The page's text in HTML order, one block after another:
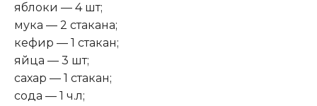
яблоки — 4 шт;
мука — 2 стакана;
кефир — 1 стакан;
яйца — 3 шт;
сахар — 1 стакан;
сода — 1 ч.л;